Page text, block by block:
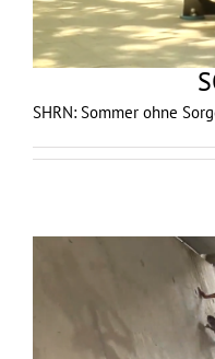
SHRN: Sommer ohne